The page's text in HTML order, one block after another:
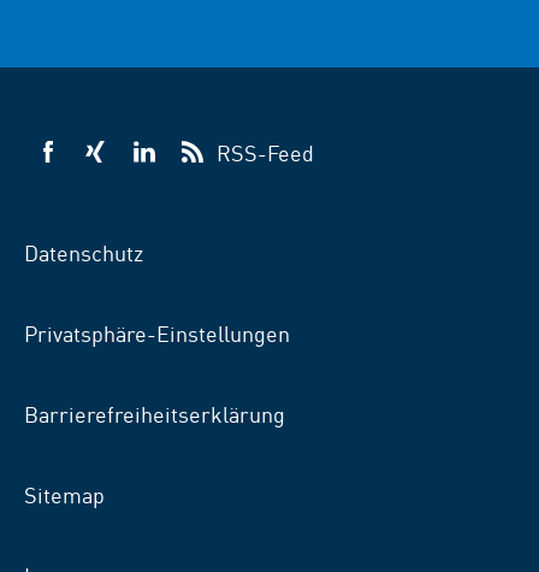
VSB
VSB
VSB
RSS-Feed
Datenschutz
Privatsphäre-Einstellungen
Barrierefreiheitserklärung
Sitemap